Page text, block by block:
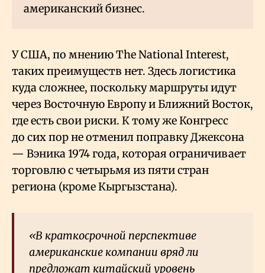
американский бизнес.
У США, по мнению The National Interest,
таких преимуществ нет. Здесь логистика
куда сложнее, поскольку маршруты идут
через Восточную Европу и Ближний Восток,
где есть свои риски. К тому же Конгресс
до сих пор не отменил поправку Джексона
— Вэника 1974 года, которая ограничивает
торговлю с четырьмя из пяти стран
региона (кроме Кыргызстана).
«В краткосрочной перспективе
американские компании вряд ли
предложат китайский уровень